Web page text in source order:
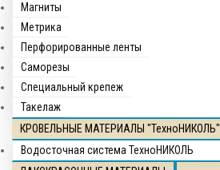
Магниты
Метрика
Перфорированные ленты
Саморезы
Специальный крепеж
Такелаж
КРОВЕЛЬНЫЕ МАТЕРИАЛЫ "ТехноНИКОЛЬ"
Водосточная система ТехноНИКОЛЬ